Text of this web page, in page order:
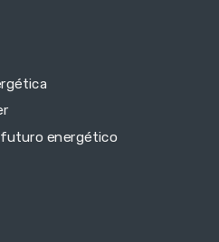
futuro energético